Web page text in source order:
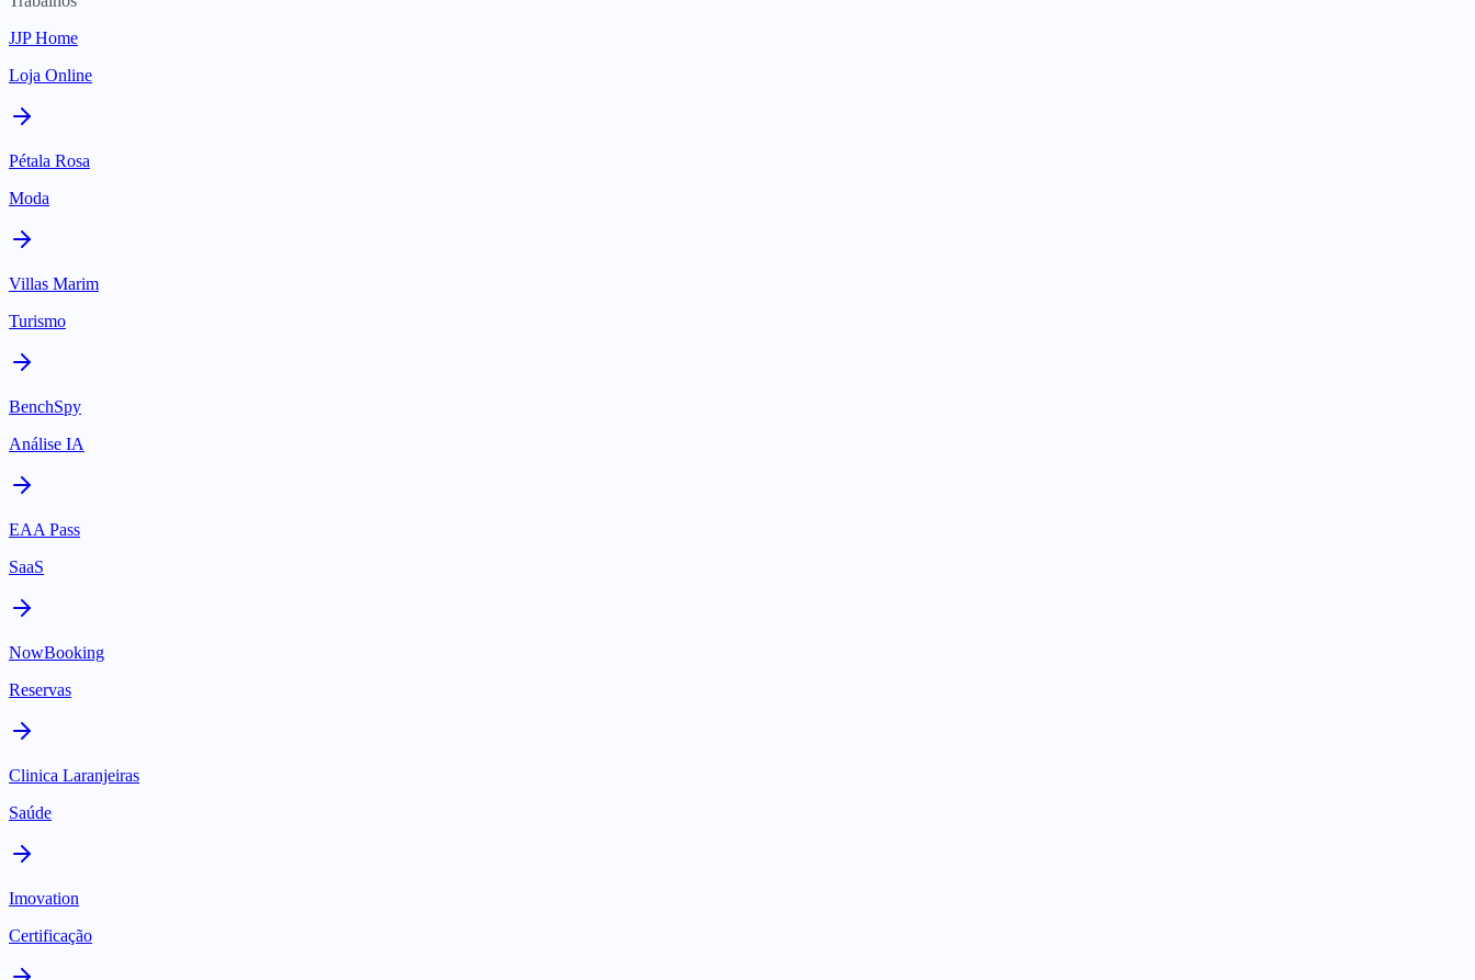
JJP Home
Loja Online
Pétala Rosa
Moda
Villas Marim
Turismo
BenchSpy
Análise IA
EAA Pass
SaaS
NowBooking
Reservas
Clinica Laranjeiras
Saúde
Imovation
Certificação